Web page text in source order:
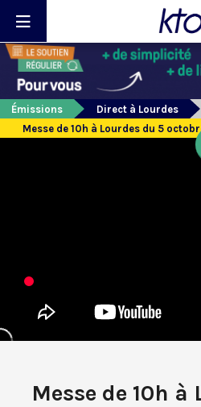
Émissions
Direct à Lourdes
Messe de 10h à Lourdes du 5
Messe de 10h à